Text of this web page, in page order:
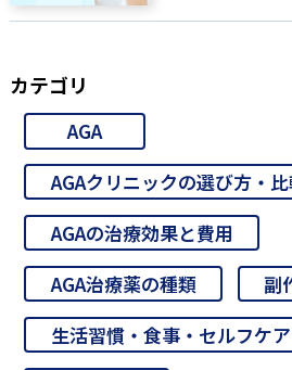
カテゴリ
AGA
AGAクリニックの選び方・
AGAの治療効果と費用
AGA治療薬の種類
副
生活習慣・食事・セルフケア